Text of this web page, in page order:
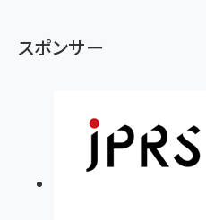
スポンサー